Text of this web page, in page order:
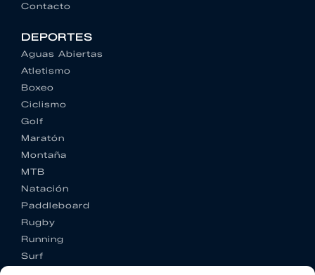
Contacto
DEPORTES
Aguas Abiertas
Atletismo
Boxeo
Ciclismo
Golf
Maratón
Montaña
MTB
Natación
Paddleboard
Rugby
Running
Surf